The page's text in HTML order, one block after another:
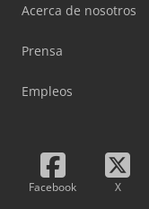
Acerca de nosotros
Prensa
Empleos
Facebook X